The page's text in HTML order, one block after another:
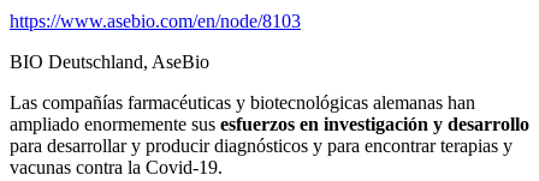
https://www.asebio.com/en/node/8103
BIO Deutschland, AseBio
Las compañías farmacéuticas y biotecnológicas alemanas han
ampliado enormemente sus esfuerzos en investigación y desarrollo
para desarrollar y producir diagnósticos y para encontrar terapias y
vacunas contra la Covid-19.